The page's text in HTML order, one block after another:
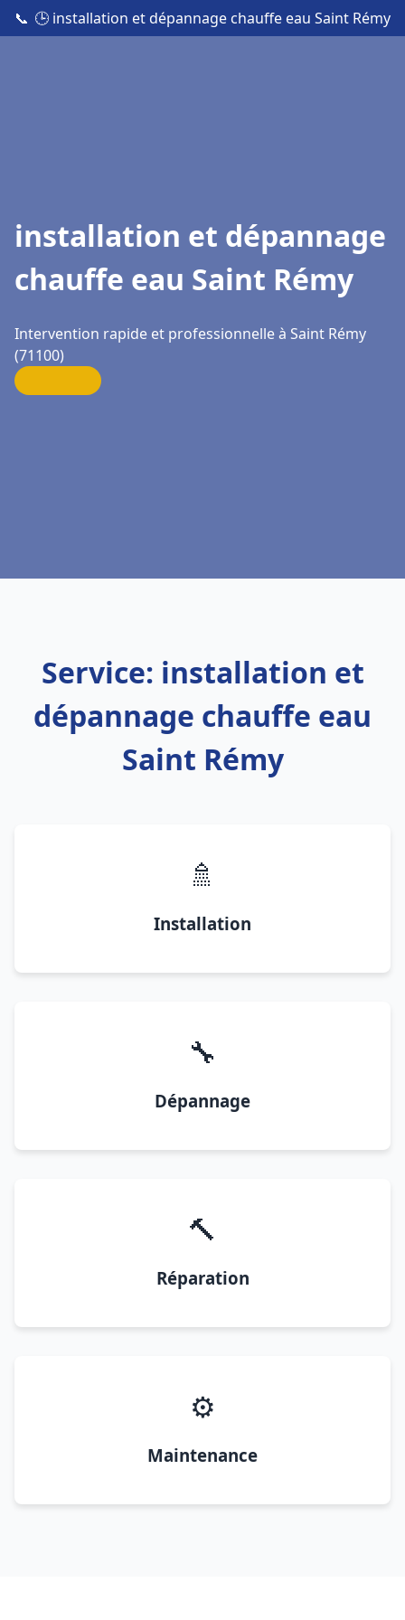
📞 🕒 installation et dépannage chauffe eau Saint Rémy
installation et dépannage
chauffe eau Saint Rémy
Intervention rapide et professionnelle à Saint Rémy
(71100)
Service: installation et
dépannage chauffe eau
Saint Rémy
🚿
Installation
🔧
Dépannage
🔨
Réparation
⚙️
Maintenance